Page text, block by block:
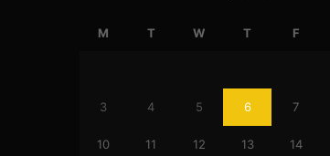
M T W T F
3 4 5 6 7
10 11 12 13 14